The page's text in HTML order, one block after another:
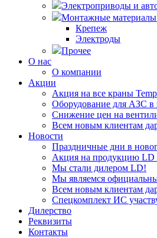
Электроприводы и
Монтажные материалы
Крепеж
Электроды
Прочее
О нас
О компании
Акции
Акция на все краны
Оборудование для АЗС в
Снижение цен на
Всем новым клиентам
Новости
Праздничные дни в
Акция на продукцию LD
Мы стали дилером LD!
Мы являемся
Всем новым клиентам
Спецкомплект ИС
Дилерство
Реквизиты
Контакты